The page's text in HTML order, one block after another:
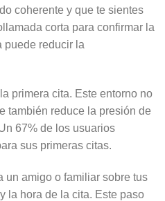
coherente y que te sientes
corta para confirmar la
puede reducir la
primera cita. Este entorno no
también reduce la presión de
67% de los usuarios
sus primeras citas.
un amigo o familiar sobre tus
la hora de la cita. Este paso